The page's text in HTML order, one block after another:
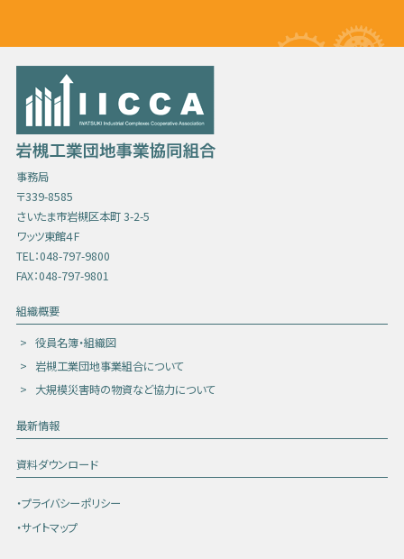
事務局
〒339-8585
さいたま市岩槻区本町 3-2-5
ワッツ東館４F
TEL：048-797-9800
FAX：048-797-9801
組織概要
役員名簿・組織図
岩槻工業団地事業組合について
大規模災害時の物資など協力について
最新情報
資料ダウンロード
・プライバシーポリシー
・サイトマップ